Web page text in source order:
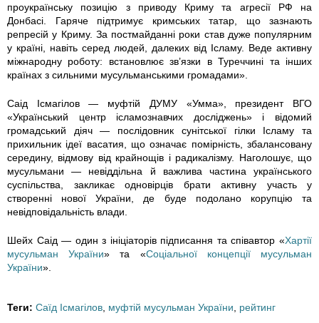
0
4
3
5
2
8
7
2
4
проукраїнську позицію з приводу Криму та агресії РФ на
Донбасі. Гаряче підтримує кримських татар, що зазнають
репресій у Криму. За постмайданні роки став дуже популярним
у країні, навіть серед людей, далеких від Ісламу. Веде активну
міжнародну роботу: встановлює зв’язки в Туреччині та інших
країнах з сильними мусульманськими громадами».
Саід Ісмагілов — муфтій ДУМУ «Умма», президент ВГО
«Український центр ісламознавчих досліджень» і відомий
громадський діяч — послідовник сунітської гілки Ісламу та
прихильник ідеї васатия, що означає помірність, збалансовану
середину, відмову від крайнощів і радикалізму. Наголошує, що
мусульмани — невіддільна й важлива частина українського
суспільства, закликає одновірців брати активну участь у
створенні нової України, де буде подолано корупцію та
невідповідальність влади.
Шейх Саід — один з ініціаторів підписання та співавтор «Хартії
мусульман України» та «Соціальної концепції мусульман
України».
Теги: Саїд Ісмагілов муфтій мусульман України рейтинг